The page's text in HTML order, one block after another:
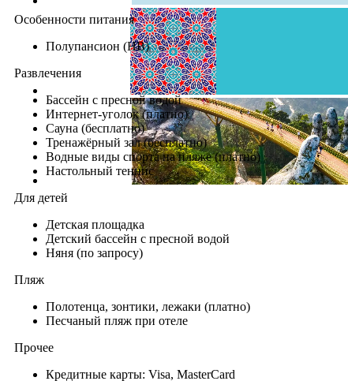
Особенности питания
Полупансион (HB)
Развлечения
Бассейн с пресной водой
Интернет-уголок (платно)
Сауна (бесплатно)
Тренажёрный зал (бесплатно)
Водные виды спорта на пляже (платно)
Настольный теннис
Для детей
Детская площадка
Детский бассейн с пресной водой
Няня (по запросу)
Пляж
Полотенца, зонтики, лежаки (платно)
Песчаный пляж при отеле
Прочее
Кредитные карты: Visa, MasterCard